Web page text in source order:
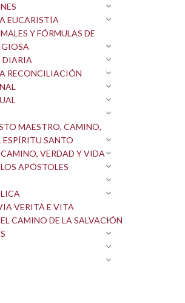
EUCARISTÍA
Y FÓRMULAS DE
DIARIA
RECONCILIACIÓN
MAESTRO, CAMINO,
ESPÍRITU SANTO
VERDAD Y VIDA
APÓSTOLES
VERITÀ E VITA
CAMINO DE LA SALVACIÓN